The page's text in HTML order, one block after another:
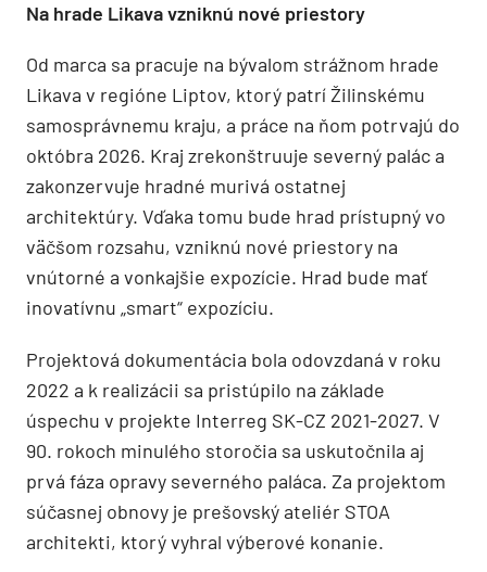
Na hrade Likava vzniknú nové priestory
Od marca sa pracuje na bývalom strážnom hrade
Likava v regióne Liptov, ktorý patrí Žilinskému
samosprávnemu kraju, a práce na ňom potrvajú do
októbra 2026. Kraj zrekonštruuje severný palác a
zakonzervuje hradné murivá ostatnej
architektúry. Vďaka tomu bude hrad prístupný vo
väčšom rozsahu, vzniknú nové priestory na
vnútorné a vonkajšie expozície. Hrad bude mať
inovatívnu „smart“ expozíciu.
Projektová dokumentácia bola odovzdaná v roku
2022 a k realizácii sa pristúpilo na základe
úspechu v projekte Interreg SK-CZ 2021-2027. V
90. rokoch minulého storočia sa uskutočnila aj
prvá fáza opravy severného paláca. Za projektom
súčasnej obnovy je prešovský ateliér STOA
architekti, ktorý vyhral výberové konanie.